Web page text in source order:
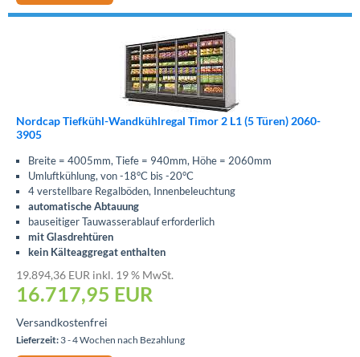
Nordcap Tiefkühl-Wandkühlregal Timor 2 L1 (5 Türen) 2060-
3905
Breite = 4005mm, Tiefe = 940mm, Höhe = 2060mm
Umluftkühlung, von -18°C bis -20°C
4 verstellbare Regalböden, Innenbeleuchtung
automatische Abtauung
bauseitiger Tauwasserablauf erforderlich
mit Glasdrehtüren
kein Kälteaggregat enthalten
19.894,36 EUR inkl. 19 % MwSt.
16.717,95 EUR
Versandkostenfrei
Lieferzeit: 3 - 4 Wochen nach Bezahlung